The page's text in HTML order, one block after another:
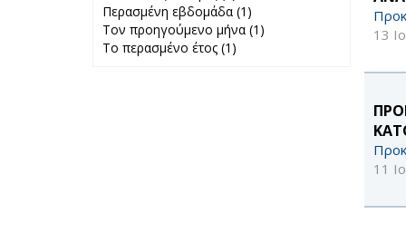
13
11
24 ώρες filter
Περασμένη εβδομάδα (1)
Περασμένη
Τον προηγούμενο μήνα (1)
Το περασμένο έτος (1)